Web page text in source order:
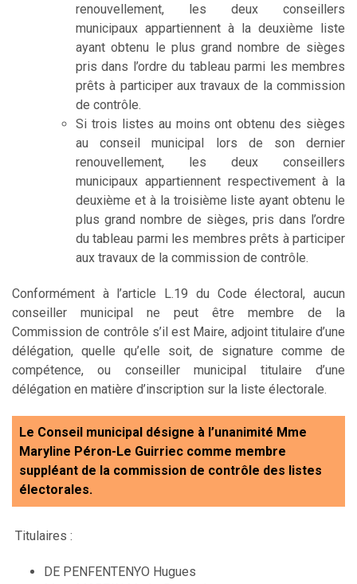
renouvellement, les deux conseillers
municipaux appartiennent à la deuxième liste
ayant obtenu le plus grand nombre de sièges
pris dans l’ordre du tableau parmi les membres
prêts à participer aux travaux de la commission
de contrôle.
Si trois listes au moins ont obtenu des sièges
au conseil municipal lors de son dernier
renouvellement, les deux conseillers
municipaux appartiennent respectivement à la
deuxième et à la troisième liste ayant obtenu le
plus grand nombre de sièges, pris dans l’ordre
du tableau parmi les membres prêts à participer
aux travaux de la commission de contrôle.
Conformément à l’article L.19 du Code électoral, aucun
conseiller municipal ne peut être membre de la
Commission de contrôle s’il est Maire, adjoint titulaire d’une
délégation, quelle qu’elle soit, de signature comme de
compétence, ou conseiller municipal titulaire d’une
délégation en matière d’inscription sur la liste électorale.
Le Conseil municipal désigne à l’unanimité Mme
Maryline Péron-Le Guirriec comme membre
suppléant de la commission de contrôle des listes
électorales.
Titulaires :
DE PENFENTENYO Hugues